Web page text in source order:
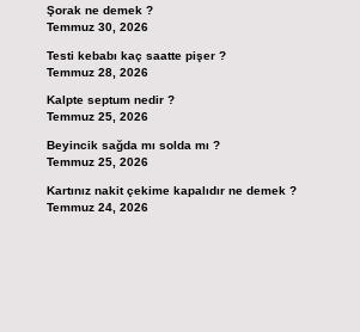
Şorak ne demek ?
Temmuz 30, 2026
Testi kebabı kaç saatte pişer ?
Temmuz 28, 2026
Kalpte septum nedir ?
Temmuz 25, 2026
Beyincik sağda mı solda mı ?
Temmuz 25, 2026
Kartınız nakit çekime kapalıdır ne demek ?
Temmuz 24, 2026